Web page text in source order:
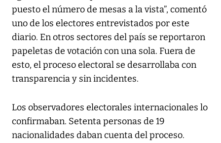
puesto el número de mesas a la vista”, comentó
uno de los electores entrevistados por este
diario. En otros sectores del país se reportaron
papeletas de votación con una sola. Fuera de
esto, el proceso electoral se desarrollaba con
transparencia y sin incidentes.
Los observadores electorales internacionales lo
confirmaban. Setenta personas de 19
nacionalidades daban cuenta del proceso.